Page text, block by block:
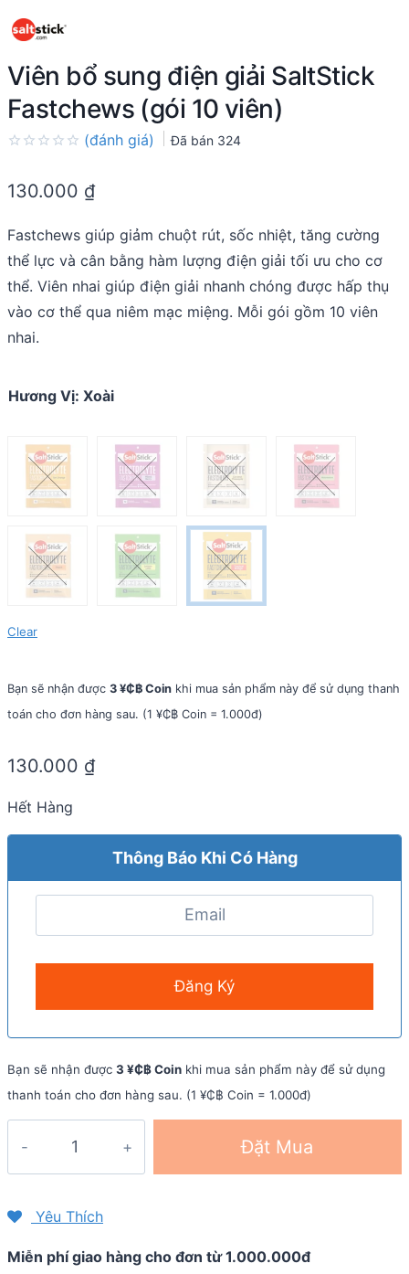
Viên bổ sung điện giải SaltStick
Fastchews (gói 10 viên)
out
(đánh giá) Đã bán 324
130.000 ₫
Fastchews giúp giảm chuột rút, sốc nhiệt, tăng cường
thể lực và cân bằng hàm lượng điện giải tối ưu cho cơ
thể. Viên nhai giúp điện giải nhanh chóng được hấp thụ
vào cơ thể qua niêm mạc miệng. Mỗi gói gồm 10 viên
nhai.
Hương Vị: Xoài
Clear
Bạn sẽ nhận được 3 ¥₵฿ Coin khi mua sản phẩm này để sử dụng thanh
toán cho đơn hàng sau. (1 ¥₵฿ Coin = 1.000đ)
130.000 ₫
Hết Hàng
Thông Báo Khi Có Hàng
Bạn sẽ nhận được 3 ¥₵฿ Coin khi mua sản phẩm này để sử dụng
thanh toán cho đơn hàng sau. (1 ¥₵฿ Coin = 1.000đ)
điện
SaltStick
Đặt Mua
Yêu Thích
Miễn phí giao hàng cho đơn từ 1.000.000đ